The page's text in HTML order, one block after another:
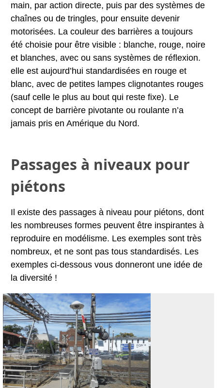
main, par action directe, puis par des systèmes de
chaînes ou de tringles, pour ensuite devenir
motorisées. La couleur des barrières a toujours
été choisie pour être visible : blanche, rouge, noire
et blanches, avec ou sans systèmes de réflexion.
elle est aujourd’hui standardisées en rouge et
blanc, avec de petites lampes clignotantes rouges
(sauf celle le plus au bout qui reste fixe). Le
concept de barrière pivotante ou roulante n’a
jamais pris en Amérique du Nord.
Passages à niveaux pour
piétons
Il existe des passages à niveau pour piétons, dont
les nombreuses formes peuvent être inspirantes à
reproduire en modélisme. Les exemples sont très
nombreux, et ne sont pas tous standardisés. Les
exemples ci-dessous vous donneront une idée de
la diversité !